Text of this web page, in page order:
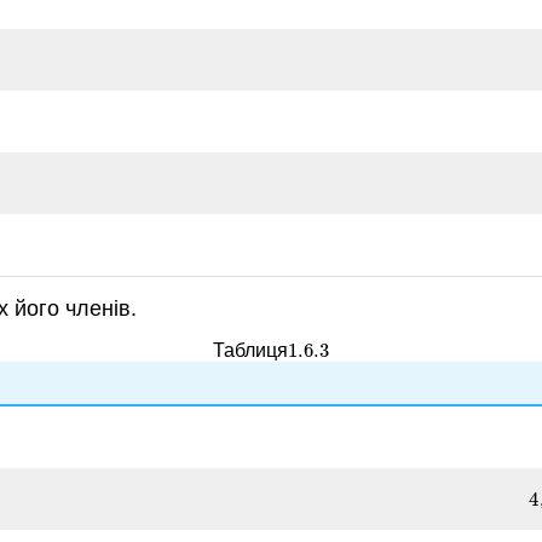
його членів.
4
4
Таблиця1.6.3
1.6.3